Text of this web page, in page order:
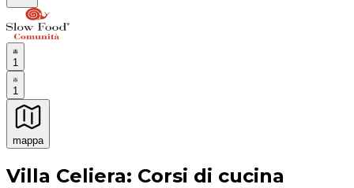
1
1
mappa
Esperienze culinarie indimenticabili: Esperienze
Villa Celiera: Corsi di cucina